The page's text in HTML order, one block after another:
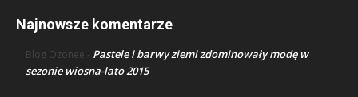
Najnowsze komentarze
Blog Ozonee - Pastele i barwy ziemi zdominowały modę w
sezonie wiosna-lato 2015